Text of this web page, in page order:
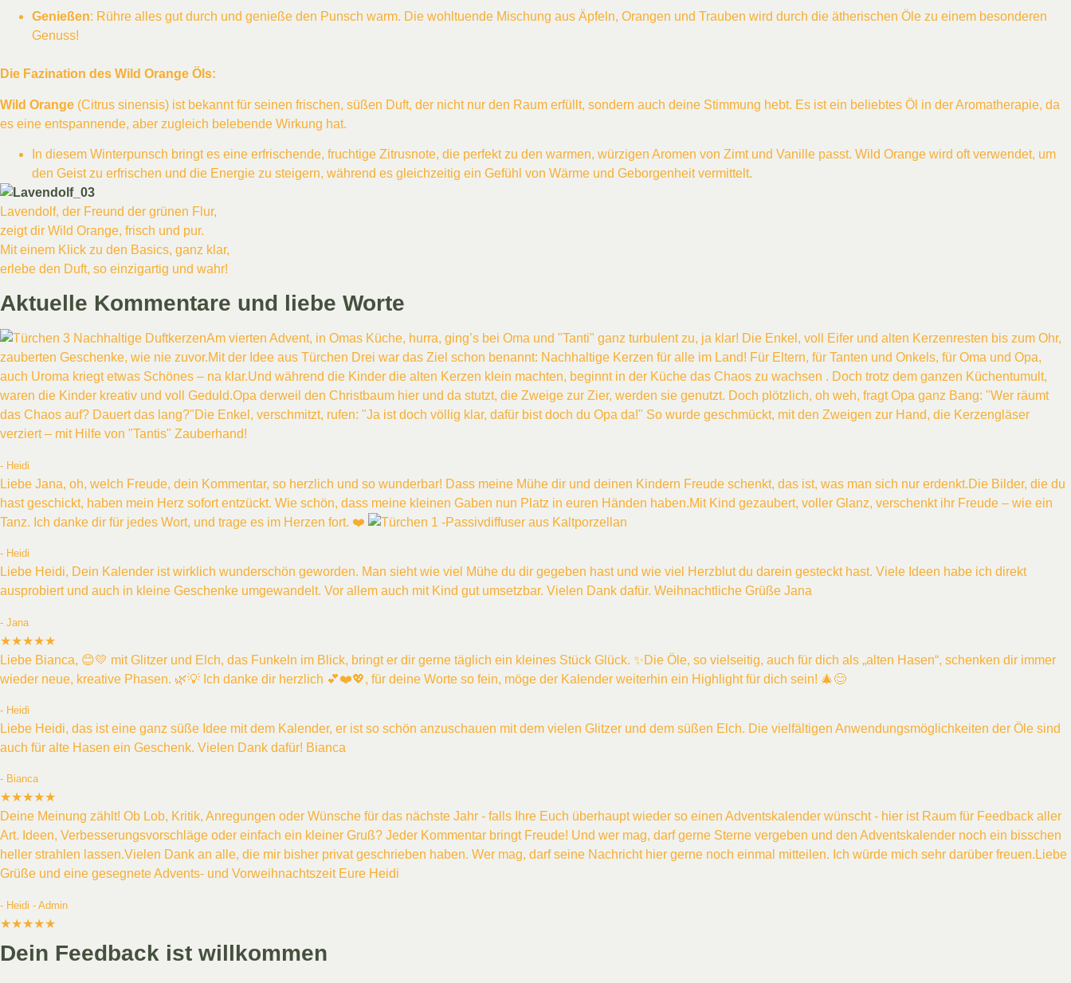
Genießen: Rühre alles gut durch und genieße den Punsch warm. Die wohltuende Mischung aus Äpfeln, Orangen und Trauben wird durch die ätherischen Öle zu einem besonderen
Genuss!
Die Fazination des Wild Orange Öls:
Wild Orange (Citrus sinensis) ist bekannt für seinen frischen, süßen Duft, der nicht nur den Raum erfüllt, sondern auch deine Stimmung hebt. Es ist ein beliebtes Öl in der Aromatherapie, da
es eine entspannende, aber zugleich belebende Wirkung hat.
In diesem Winterpunsch bringt es eine erfrischende, fruchtige Zitrusnote, die perfekt zu den warmen, würzigen Aromen von Zimt und Vanille passt. Wild Orange wird oft verwendet, um
den Geist zu erfrischen und die Energie zu steigern, während es gleichzeitig ein Gefühl von Wärme und Geborgenheit vermittelt.
Lavendolf, der Freund der grünen Flur,
zeigt dir Wild Orange, frisch und pur.
Mit einem Klick zu den Basics, ganz klar,
erlebe den Duft, so einzigartig und wahr!
Aktuelle Kommentare und liebe Worte
Am vierten Advent, in Omas Küche, hurra, ging’s bei Oma und "Tanti" ganz turbulent zu, ja klar! Die Enkel, voll Eifer und alten Kerzenresten bis zum Ohr,
zauberten Geschenke, wie nie zuvor.Mit der Idee aus Türchen Drei war das Ziel schon benannt: Nachhaltige Kerzen für alle im Land! Für Eltern, für Tanten und Onkels, für Oma und Opa,
auch Uroma kriegt etwas Schönes – na klar.Und während die Kinder die alten Kerzen klein machten, beginnt in der Küche das Chaos zu wachsen . Doch trotz dem ganzen Küchentumult,
waren die Kinder kreativ und voll Geduld.Opa derweil den Christbaum hier und da stutzt, die Zweige zur Zier, werden sie genutzt. Doch plötzlich, oh weh, fragt Opa ganz Bang: "Wer räumt
das Chaos auf? Dauert das lang?"Die Enkel, verschmitzt, rufen: "Ja ist doch völlig klar, dafür bist doch du Opa da!" So wurde geschmückt, mit den Zweigen zur Hand, die Kerzengläser
verziert – mit Hilfe von "Tantis" Zauberhand!
- Heidi
Liebe Jana, oh, welch Freude, dein Kommentar, so herzlich und so wunderbar! Dass meine Mühe dir und deinen Kindern Freude schenkt, das ist, was man sich nur erdenkt.Die Bilder, die du
hast geschickt, haben mein Herz sofort entzückt. Wie schön, dass meine kleinen Gaben nun Platz in euren Händen haben.Mit Kind gezaubert, voller Glanz, verschenkt ihr Freude – wie ein
Tanz. Ich danke dir für jedes Wort, und trage es im Herzen fort. ❤️
- Heidi
Liebe Heidi, Dein Kalender ist wirklich wunderschön geworden. Man sieht wie viel Mühe du dir gegeben hast und wie viel Herzblut du darein gesteckt hast. Viele Ideen habe ich direkt
ausprobiert und auch in kleine Geschenke umgewandelt. Vor allem auch mit Kind gut umsetzbar. Vielen Dank dafür. Weihnachtliche Grüße Jana
- Jana
★★★★★
Liebe Bianca, 😊💛 mit Glitzer und Elch, das Funkeln im Blick, bringt er dir gerne täglich ein kleines Stück Glück. ✨Die Öle, so vielseitig, auch für dich als „alten Hasen“, schenken dir immer
wieder neue, kreative Phasen. 🌿💡 Ich danke dir herzlich 💕❤️💖, für deine Worte so fein, möge der Kalender weiterhin ein Highlight für dich sein! 🎄😊
- Heidi
Liebe Heidi, das ist eine ganz süße Idee mit dem Kalender, er ist so schön anzuschauen mit dem vielen Glitzer und dem süßen Elch. Die vielfältigen Anwendungsmöglichkeiten der Öle sind
auch für alte Hasen ein Geschenk. Vielen Dank dafür! Bianca
- Bianca
★★★★★
Deine Meinung zählt! Ob Lob, Kritik, Anregungen oder Wünsche für das nächste Jahr - falls Ihre Euch überhaupt wieder so einen Adventskalender wünscht - hier ist Raum für Feedback aller
Art. Ideen, Verbesserungsvorschläge oder einfach ein kleiner Gruß? Jeder Kommentar bringt Freude! Und wer mag, darf gerne Sterne vergeben und den Adventskalender noch ein bisschen
heller strahlen lassen.Vielen Dank an alle, die mir bisher privat geschrieben haben. Wer mag, darf seine Nachricht hier gerne noch einmal mitteilen. Ich würde mich sehr darüber freuen.Liebe
Grüße und eine gesegnete Advents- und Vorweihnachtszeit Eure Heidi
- Heidi - Admin
★★★★★
Dein Feedback ist willkommen